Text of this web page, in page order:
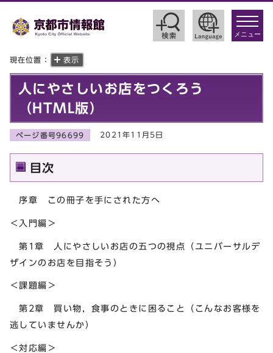
toggle
メニュー
現在位置： 表示
人にやさしいお店をつくろう
（HTML版）
ページ番号96699 2021年11月5日
目次
序章 この冊子を手にされた方へ
＜入門編＞
第1章 人にやさしいお店の五つの視点（ユニバーサルデ
ザインのお店を目指そう）
＜課題編＞
第2章 買い物，食事のときに困ること（こんなお客様を
逃していませんか）
＜対応編＞